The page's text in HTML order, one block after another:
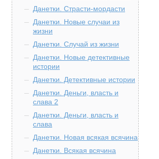
Данетки. Страсти-мордасти
Данетки. Новые случаи из
жизни
Данетки. Случай из жизни
Данетки. Новые детективные
истории
Данетки. Детективные истории
Данетки. Деньги, власть и
слава 2
Данетки. Деньги, власть и
слава
Данетки. Новая всякая всячина
Данетки. Всякая всячина